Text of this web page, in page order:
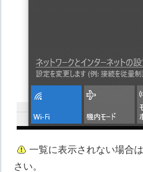
一覧に表示されない場合
さい。